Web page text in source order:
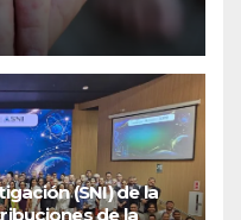
(SNI) de la
de la